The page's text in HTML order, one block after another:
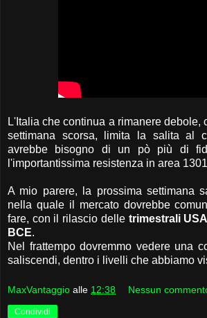
L'Italia che continua a rimanere debole,
settimana scorsa, limita la salita al
avrebbe bisogno di un pò più di
l'importantissima resistenza in area
A mio parere, la prossima settimana
nella quale il mercato dovrebbe
fare, con il rilascio delle trimestrali USA
BCE.
Nel frattempo dovremmo vedere una
saliscendi, dentro i livelli che abbiamo
MaxVantaggio alle 12:38 Nessun
Condividi